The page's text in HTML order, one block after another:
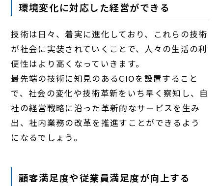
環境変化に対応した経営ができる
技術は日々、着実に進化しており、これらの技術
が社会に実装されていくことで、人々の生活の利
便性はより高くなっていきます。
最先端の技術に知見のあるCIOを設置すること
で、社会の変化や技術革新をいち早く察知し、自
社の経営戦略に沿った革新的なサービスを生み
出、社内業務の改革を推進すことができるよう
になるでしょう。
顧客満足度や従業員満足度が向上する